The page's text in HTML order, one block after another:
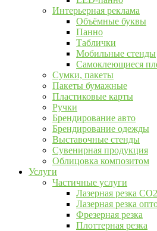
Интерьерная реклама
Объёмные буквы
Панно
Таблички
Мобильные стенды
Самоклеющиеся
Сумки, пакеты
Пакеты бумажные
Пластиковые карты
Ручки
Брендирование авто
Брендирование одежды
Выставочные стенды
Сувенирная продукция
Облицовка композитом
Услуги
Частичные услуги
Лазерная резка CO2
Лазерная резка
Фрезерная резка
Плоттерная резка